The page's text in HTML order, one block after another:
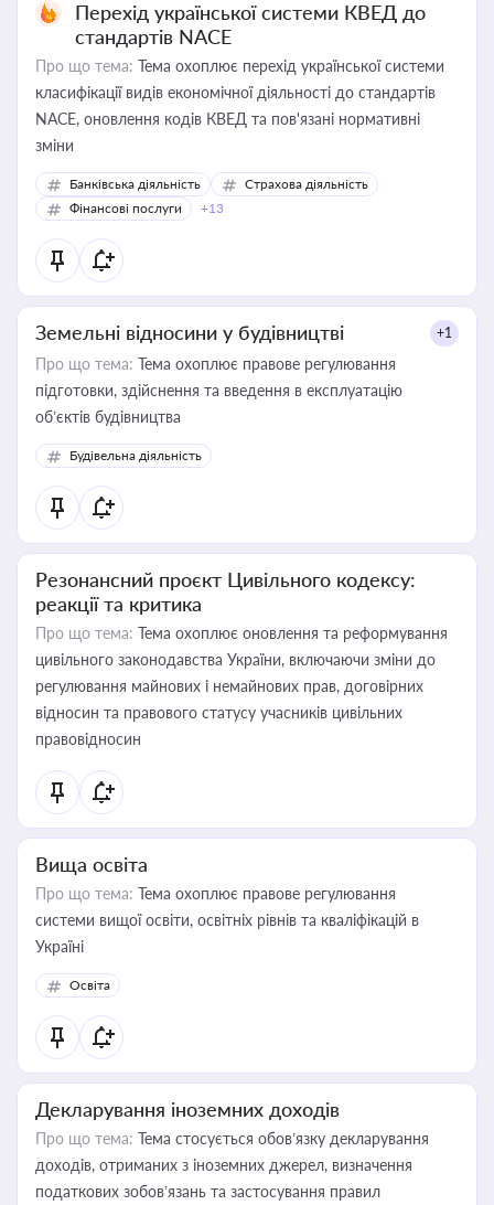
Перехід української системи КВЕД до
стандартів NACE
Про що тема: Тема охоплює перехід української системи
класифікації видів економічної діяльності до стандартів
NACE, оновлення кодів КВЕД та пов'язані нормативні
зміни
Банківська діяльність
Страхова діяльність
Фінансові послуги
+13
Земельні відносини у будівництві +1
Про що тема: Тема охоплює правове регулювання
підготовки, здійснення та введення в експлуатацію
об’єктів будівництва
Будівельна діяльність
Резонансний проєкт Цивільного кодексу:
реакції та критика
Про що тема: Тема охоплює оновлення та реформування
цивільного законодавства України, включаючи зміни до
регулювання майнових і немайнових прав, договірних
відносин та правового статусу учасників цивільних
правовідносин
Вища освіта
Про що тема: Тема охоплює правове регулювання
системи вищої освіти, освітніх рівнів та кваліфікацій в
Україні
Освіта
Декларування іноземних доходів
Про що тема: Тема стосується обов’язку декларування
доходів, отриманих з іноземних джерел, визначення
податкових зобов’язань та застосування правил